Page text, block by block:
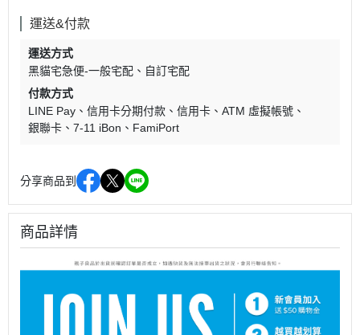
運送&付款
運送方式
黑貓宅急便-一般宅配
自訂宅配
付款方式
LINE Pay
信用卡分期付款 信用卡
ATM 虛擬帳號
銀聯卡
7-11 iBon FamiPort
分享商品到
商品詳情